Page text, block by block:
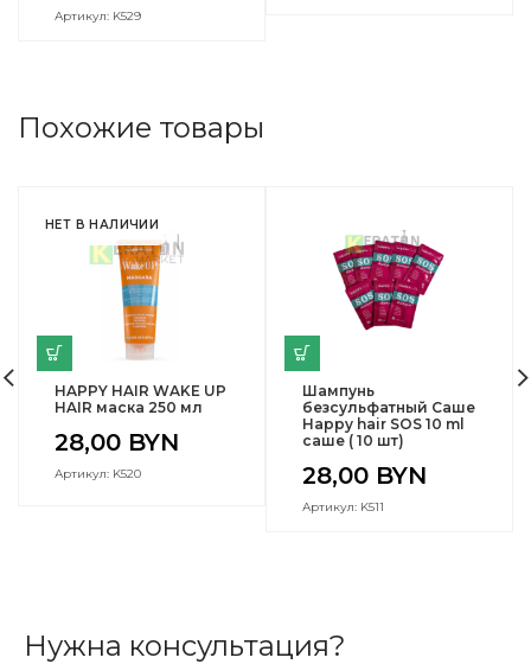
Артикул: K529
Похожие товары
НЕТ В НАЛИЧИИ
HAPPY HAIR WAKE UP
HAIR маска 250 мл
28,00 BYN
Артикул: K520
Шампунь
безсульфатный Саше
Happy hair SOS 10 ml
саше ( 10 шт)
28,00 BYN
Артикул: K511
Нужна консультация?